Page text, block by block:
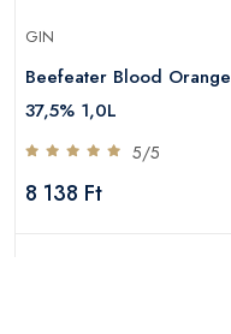
GIN
Beefeater Blood Orange
37,5% 1,0L
5/5
8 138 Ft